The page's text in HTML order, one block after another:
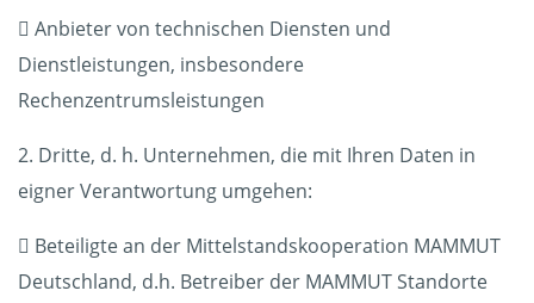
 Anbieter von technischen Diensten und
Dienstleistungen, insbesondere
Rechenzentrumsleistungen
2. Dritte, d. h. Unternehmen, die mit Ihren Daten in
eigner Verantwortung umgehen:
 Beteiligte an der Mittelstandskooperation MAMMUT
Deutschland, d.h. Betreiber der MAMMUT Standorte